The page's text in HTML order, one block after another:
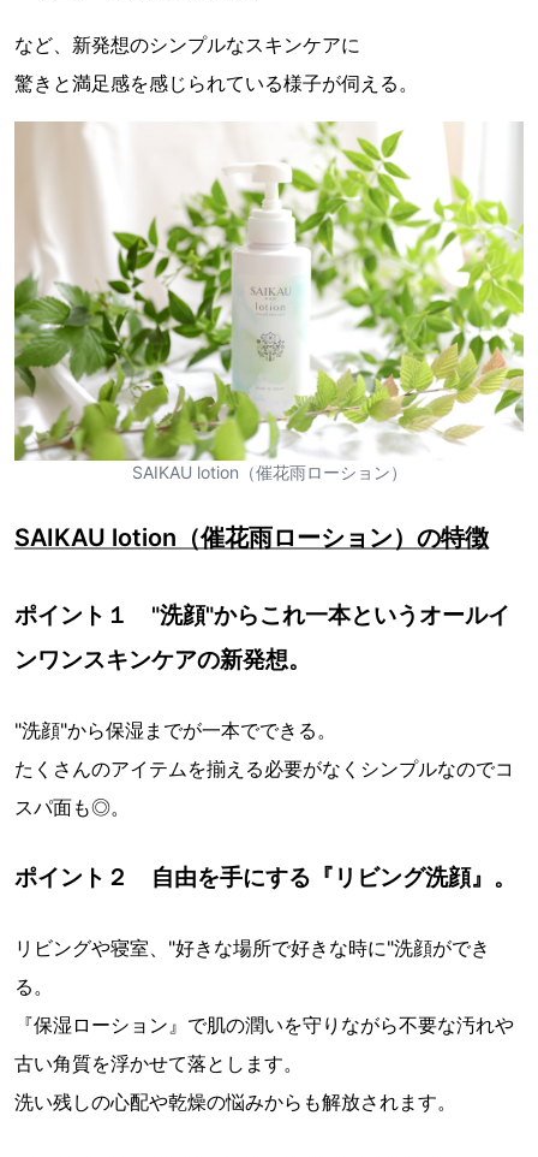
など、新発想のシンプルなスキンケアに
驚きと満足感を感じられている様子が伺える。
SAIKAU lotion（催花雨ローション）
SAIKAU lotion（催花雨ローション）の特徴
ポイント１ "洗顔"からこれ一本というオールイ
ンワンスキンケアの新発想。
"洗顔"から保湿までが一本でできる。
たくさんのアイテムを揃える必要がなくシンプルなのでコ
スパ面も◎。
ポイント２ 自由を手にする『リビング洗顔』。
リビングや寝室、"好きな場所で好きな時に"洗顔ができ
る。
『保湿ローション』で肌の潤いを守りながら不要な汚れや
古い角質を浮かせて落とします。
洗い残しの心配や乾燥の悩みからも解放されます。